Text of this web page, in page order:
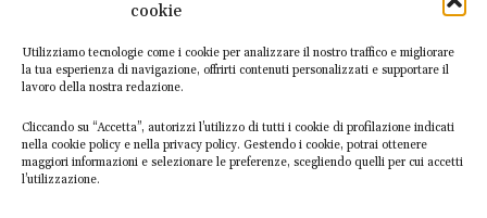
cookie
Utilizziamo tecnologie come i cookie per analizzare il nostro traffico e migliorare
la tua esperienza di navigazione, offrirti contenuti personalizzati e supportare il
lavoro della nostra redazione.
Cliccando su “Accetta”, autorizzi l’utilizzo di tutti i cookie di profilazione indicati
nella cookie policy e nella privacy policy. Gestendo i cookie, potrai ottenere
maggiori informazioni e selezionare le preferenze, scegliendo quelli per cui accetti
l’utilizzazione.